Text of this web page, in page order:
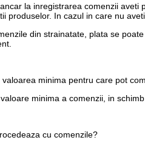
la inregistrarea comenzii
produselor. In cazul in care nu
din strainatate, plata se
valoarea minima pentru care pot
minima a comenzii, in
cu comenzile?